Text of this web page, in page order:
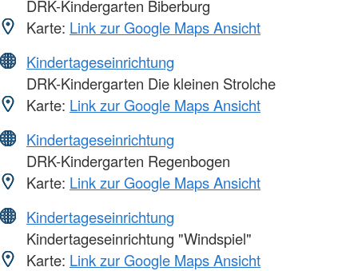
DRK-Kindergarten Biberburg
Karte: Link zur Google Maps Ansicht
Kindertageseinrichtung
DRK-Kindergarten Die kleinen Strolche
Karte: Link zur Google Maps Ansicht
Kindertageseinrichtung
DRK-Kindergarten Regenbogen
Karte: Link zur Google Maps Ansicht
Kindertageseinrichtung
Kindertageseinrichtung "Windspiel"
Karte: Link zur Google Maps Ansicht